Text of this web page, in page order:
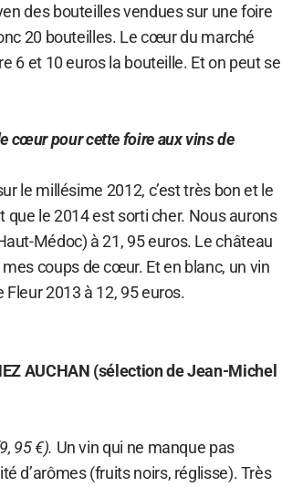
des bouteilles vendues sur une foire
20 bouteilles. Le cœur du marché
6 et 10 euros la bouteille. Et on peut se
cœur pour cette foire aux vins de
le millésime 2012, c’est très bon et le
le 2014 est sorti cher. Nous aurons
Médoc) à 21, 95 euros. Le château
coups de cœur. Et en blanc, un vin
2013 à 12, 95 euros.
AUCHAN (sélection de Jean-Michel
95 €). Un vin qui ne manque pas
d’arômes (fruits noirs, réglisse). Très